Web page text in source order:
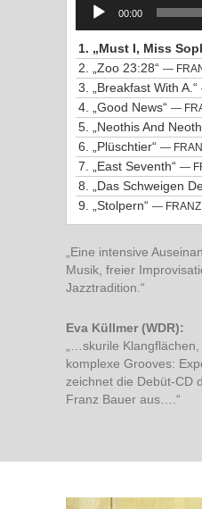
Player
00:00
1. „Must I, Miss
2.
„Zoo 23:28“ — FRANZ
3.
„Breakfast With A.“
4.
„Good News“ —
5.
„Neothis And
6.
„Plüschtier“ — FRANZ
7.
„East Seventh“ —
8.
„Das Schweigen
9.
„Stolpern“ — FRANZ
„Eine intensive
Musik, freier
Jazztradition.“
Eva Küllmer (WDR):
„…skurile
komplexe Grooves:
zeichnet die Debüt-CD
Franz Bauer aus….“